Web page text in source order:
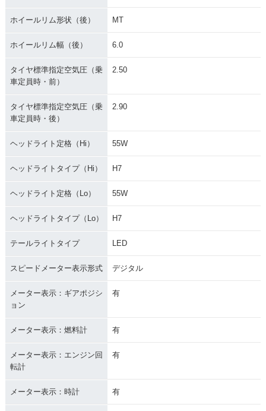
ホイールリム形状（後） MT
ホイールリム幅（後） 6.0
タイヤ標準指定空気圧（乗
車定員時・前）
2.50
タイヤ標準指定空気圧（乗
車定員時・後）
2.90
ヘッドライト定格（Hi） 55W
ヘッドライトタイプ（Hi） H7
ヘッドライト定格（Lo） 55W
ヘッドライトタイプ（Lo） H7
テールライトタイプ LED
スピードメーター表示形式 デジタル
メーター表示：ギアポジシ
ョン
有
メーター表示：燃料計 有
メーター表示：エンジン回
転計
有
メーター表示：時計 有